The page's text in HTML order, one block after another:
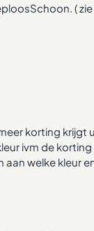
(
korting krijgt
ivm de
welke kleur